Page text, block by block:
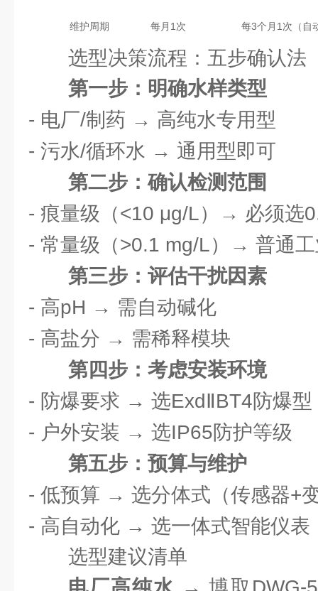
维护周期 每月1次 每3个月1次（自
选型决策流程：五步确认法
第一步：明确水样类型
- 电厂/制药 → 高纯水专用型
- 污水/循环水 → 通用型即可
第二步：确认检测范围
- 痕量级（<10 μg/L）→ 必须选
- 常量级（>0.1 mg/L）→ 普通
第三步：评估干扰因素
- 高pH → 需自动碱化
- 高盐分 → 需稀释模块
第四步：考虑安装环境
- 防爆要求 → 选ExdⅡBT4防爆型
- 户外安装 → 选IP65防护等级
第五步：预算与维护
- 低预算 → 选分体式（传感器+
- 高自动化 → 选一体式智能仪表
选型建议清单